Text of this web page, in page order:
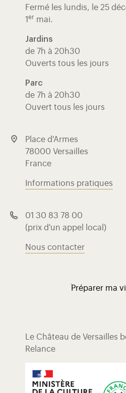
Fermé les lundis, le 25
1 er mai.
Jardins
de 7h à 20h30
Ouverts tous les jours
Parc
de 7h à 20h30
Ouvert tous les jours
Place d'Armes
78000 Versailles
France
Informations pratiques
01 30 83 78 00
(prix d'un appel local)
Nous contacter
Préparer ma
Le Château de Versailles
Relance